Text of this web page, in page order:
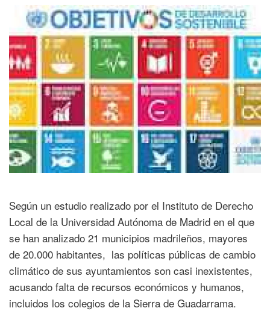
Según un estudio realizado por el Instituto de Derecho
Local de la Universidad Autónoma de Madrid en el que
se han analizado 21 municipios madrileños, mayores
de 20.000 habitantes, las políticas públicas de cambio
climático de sus ayuntamientos son casi inexistentes,
acusando falta de recursos económicos y humanos,
incluidos los colegios de la Sierra de Guadarrama.